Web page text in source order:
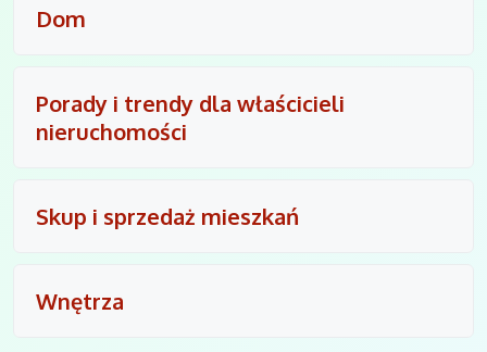
Dom
Porady i trendy dla właścicieli
nieruchomości
Skup i sprzedaż mieszkań
Wnętrza